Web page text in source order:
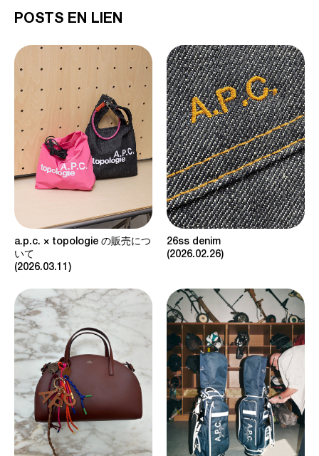
POSTS EN LIEN
a.p.c. × topologie の販売につ
いて
2026.03.11
26ss denim
2026.02.26